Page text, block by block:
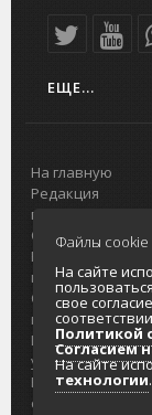
ЕЩЕ...
На главную
Редакция
портала
О проекте
Реклама на
портале
Отзывы и
предложения
Интернет-
услуги
Разработка
сайтов
Файлы cookie
На сайте
свое
Политикой
Согласием
На сайте
технологии.